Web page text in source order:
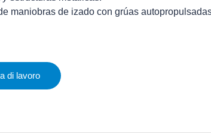
maniobras de izado con grúas
di lavoro